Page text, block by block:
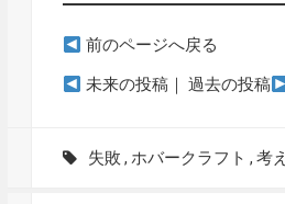
前のページへ戻る
未来の投稿｜ 過去の投稿
失敗 ,ホバークラフト ,考え